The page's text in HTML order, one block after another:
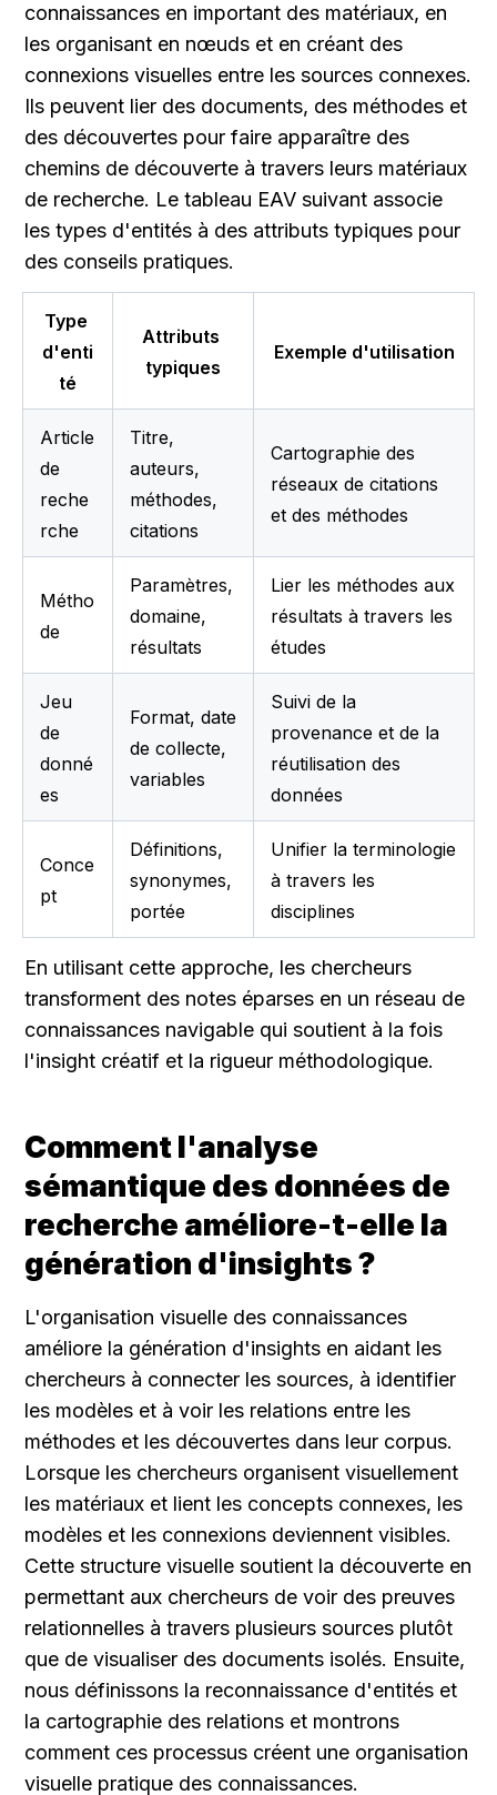
connaissances en important des matériaux, en
les organisant en nœuds et en créant des
connexions visuelles entre les sources connexes.
Ils peuvent lier des documents, des méthodes et
des découvertes pour faire apparaître des
chemins de découverte à travers leurs matériaux
de recherche. Le tableau EAV suivant associe
les types d'entités à des attributs typiques pour
des conseils pratiques.
Type
d'enti
té
Attributs
typiques
Exemple d'utilisation
Article
de
reche
rche
Titre,
auteurs,
méthodes,
citations
Cartographie des
réseaux de citations
et des méthodes
Métho
de
Paramètres,
domaine,
résultats
Lier les méthodes aux
résultats à travers les
études
Jeu
de
donné
es
Format, date
de collecte,
variables
Suivi de la
provenance et de la
réutilisation des
données
Conce
pt
Définitions,
synonymes,
portée
Unifier la terminologie
à travers les
disciplines
En utilisant cette approche, les chercheurs
transforment des notes éparses en un réseau de
connaissances navigable qui soutient à la fois
l'insight créatif et la rigueur méthodologique.
Comment l'analyse
sémantique des données de
recherche améliore-t-elle la
génération d'insights ?
L'organisation visuelle des connaissances
améliore la génération d'insights en aidant les
chercheurs à connecter les sources, à identifier
les modèles et à voir les relations entre les
méthodes et les découvertes dans leur corpus.
Lorsque les chercheurs organisent visuellement
les matériaux et lient les concepts connexes, les
modèles et les connexions deviennent visibles.
Cette structure visuelle soutient la découverte en
permettant aux chercheurs de voir des preuves
relationnelles à travers plusieurs sources plutôt
que de visualiser des documents isolés. Ensuite,
nous définissons la reconnaissance d'entités et
la cartographie des relations et montrons
comment ces processus créent une organisation
visuelle pratique des connaissances.